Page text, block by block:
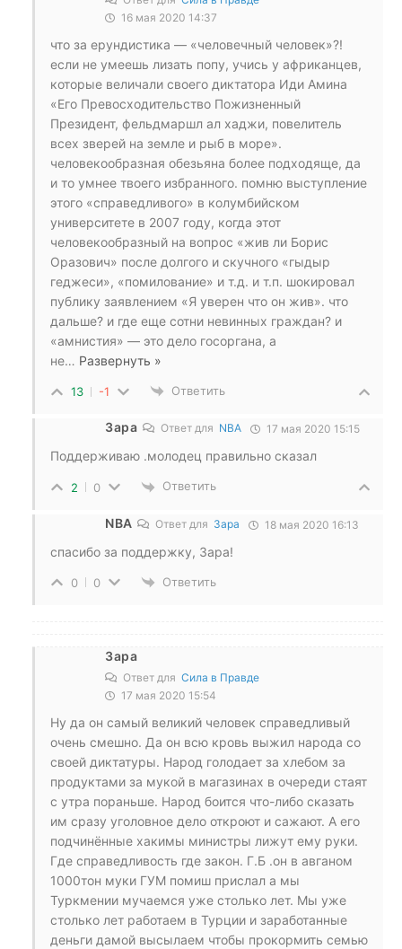
16 мая 2020 14:37
что за ерундистика — «человечный человек»?!
если не умеешь лизать попу, учись у африканцев,
которые величали своего диктатора Иди Амина
«Его Превосходительство Пожизненный
Президент, фельдмаршл ал хаджи, повелитель
всех зверей на земле и рыб в море».
человекообразная обезьяна более подходяще, да
и то умнее твоего избранного. помню выступление
этого «справедливого» в колумбийском
университете в 2007 году, когда этот
человекообразный на вопрос «жив ли Борис
Оразович» после долгого и скучного «гыдыр
геджеси», «помилование» и т.д. и т.п. шокировал
публику заявлением «Я уверен что он жив». что
дальше? и где еще сотни невинных граждан? и
«амнистия» — это дело госоргана, а
не… Развернуть »
13 -1 Ответить
Зара Ответ для NBA 17 мая 2020 15:15
Поддерживаю .молодец правильно сказал
2 0 Ответить
NBA Ответ для Зара 18 мая 2020 16:13
спасибо за поддержку, Зара!
0 0 Ответить
Зара
Ответ для Сила в Правде
17 мая 2020 15:54
Ну да он самый великий человек справедливый
очень смешно. Да он всю кровь выжил народа со
своей диктатуры. Народ голодает за хлебом за
продуктами за мукой в магазинах в очереди стаят
с утра пораньше. Народ боится что-либо сказать
им сразу уголовное дело откроют и сажают. А его
подчинённые хакимы министры лижут ему руки.
Где справедливость где закон. Г.Б .он в авганом
1000тон муки ГУМ помиш прислал а мы
Туркмении мучаемся уже столько лет. Мы уже
столько лет работаем в Турции и заработанные
деньги дамой высылаем чтобы прокормить семью